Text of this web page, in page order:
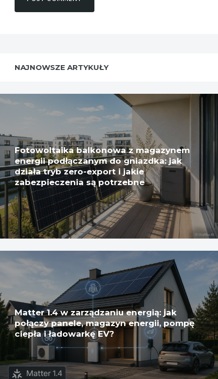
NAJNOWSZE ARTYKUŁY
Fotowoltaika balkonowa z magazynem
energii podłączanym do gniazdka: jak
działa tryb zero-export i jakie
zabezpieczenia są potrzebne
Matter 1.4 w zarządzaniu energią: jak
połączy panele, magazyn energii, pompę
ciepła i ładowarkę EV?